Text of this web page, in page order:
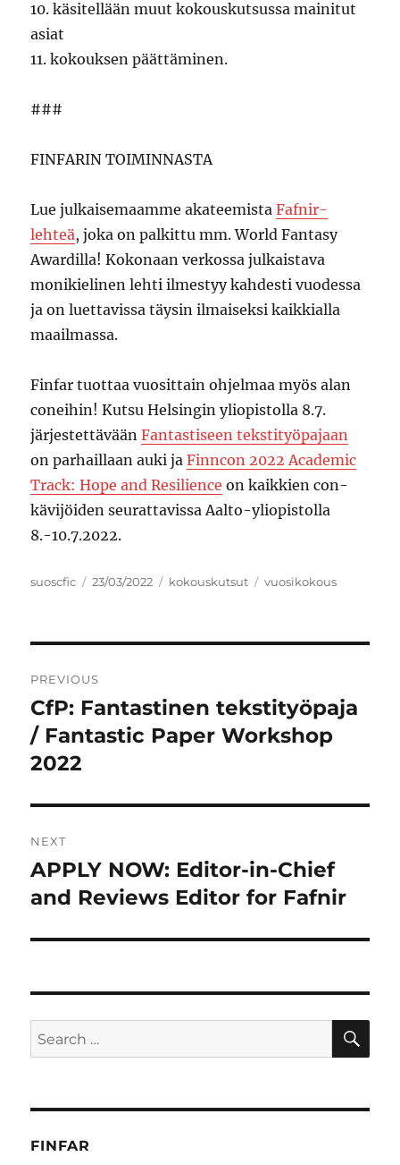
10. käsitellään muut kokouskutsussa mainitut
asiat
11. kokouksen päättäminen.
###
FINFARIN TOIMINNASTA
Lue julkaisemaamme akateemistaFafnir-
lehteä, joka on palkittu mm. World Fantasy
Awardilla! Kokonaan verkossa julkaistava
monikielinen lehti ilmestyy kahdesti vuodessa
ja on luettavissa täysin ilmaiseksi kaikkialla
maailmassa.
Finfar tuottaa vuosittain ohjelmaa myös alan
coneihin! Kutsu Helsingin yliopistolla 8.7.
järjestettäväänFantastiseen tekstityöpajaan
on parhaillaan auki jaFinncon 2022 Academic
Track: Hope and Resilience on kaikkien con-
kävijöiden seurattavissa Aalto-yliopistolla
8.-10.7.2022.
Author
suoscfic
Posted
23/03/2022 Categories
kokouskutsut Tags
vuosikokous
navigation
PREVIOUS
Previous
post:
CfP: Fantastinen tekstityöpaja
/ Fantastic Paper Workshop
2022
NEXT
Next
post:
APPLY NOW: Editor-in-Chief
and Reviews Editor for Fafnir
Search
for:
FINFAR